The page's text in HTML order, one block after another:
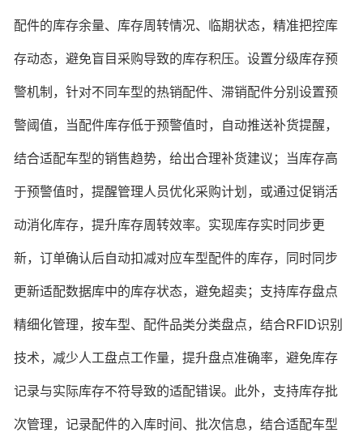
配件的库存余量、库存周转情况、临期状态，精准把控库
存动态，避免盲目采购导致的库存积压。设置分级库存预
警机制，针对不同车型的热销配件、滞销配件分别设置预
警阈值，当配件库存低于预警值时，自动推送补货提醒，
结合适配车型的销售趋势，给出合理补货建议；当库存高
于预警值时，提醒管理人员优化采购计划，或通过促销活
动消化库存，提升库存周转效率。实现库存实时同步更
新，订单确认后自动扣减对应车型配件的库存，同时同步
更新适配数据库中的库存状态，避免超卖；支持库存盘点
精细化管理，按车型、配件品类分类盘点，结合RFID识别
技术，减少人工盘点工作量，提升盘点准确率，避免库存
记录与实际库存不符导致的适配错误。此外，支持库存批
次管理，记录配件的入库时间、批次信息，结合适配车型